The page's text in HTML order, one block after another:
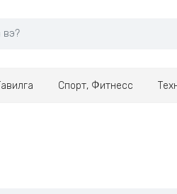
Спорт, Фитнесс